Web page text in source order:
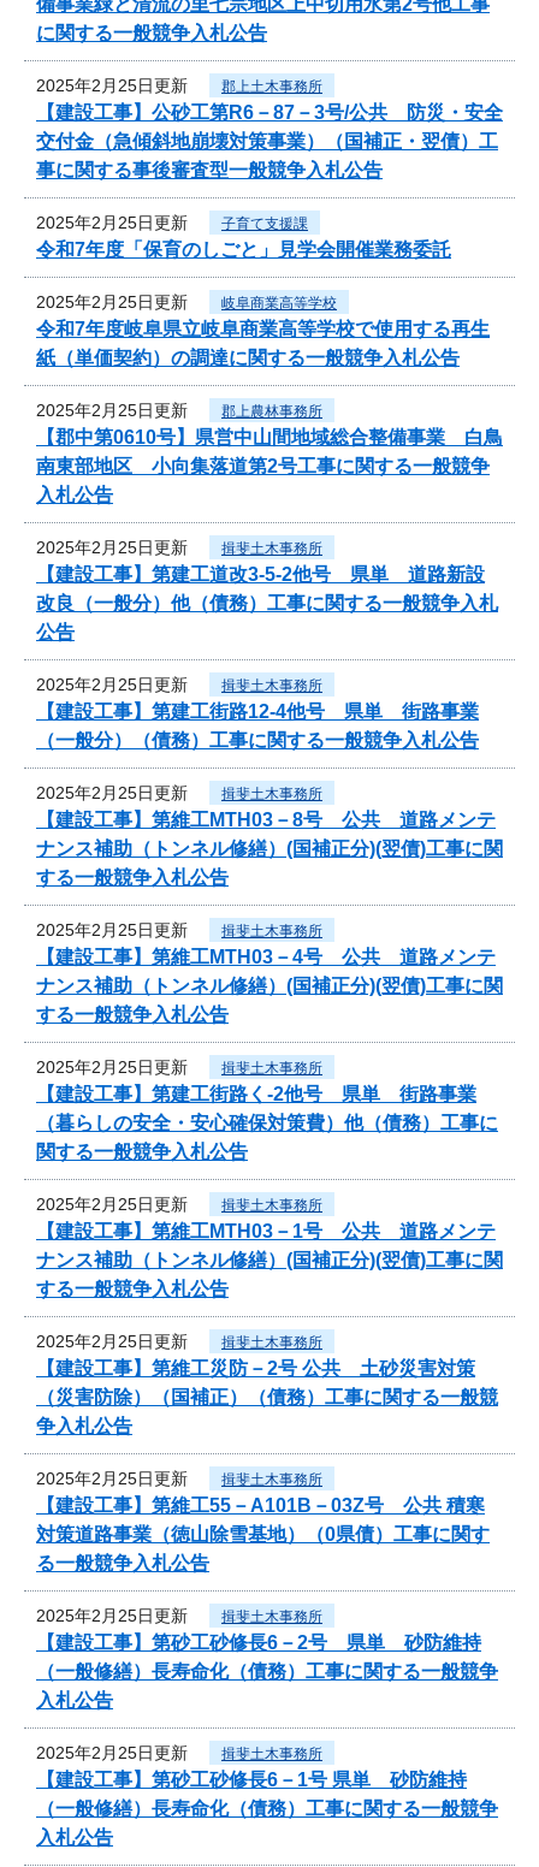
に関する一般競争入札公告
2025年2月25日更新 郡上土木事務所
【建設工事】公砂工第R6－87－3号/公共 防災・安全
交付金（急傾斜地崩壊対策事業）（国補正・翌債）工
事に関する事後審査型一般競争入札公告
2025年2月25日更新 子育て支援課
令和7年度「保育のしごと」見学会開催業務委託
2025年2月25日更新 岐阜商業高等学校
令和7年度岐阜県立岐阜商業高等学校で使用する再生
紙（単価契約）の調達に関する一般競争入札公告
2025年2月25日更新 郡上農林事務所
【郡中第0610号】県営中山間地域総合整備事業 白鳥
南東部地区 小向集落道第2号工事に関する一般競争
入札公告
2025年2月25日更新 揖斐土木事務所
【建設工事】第建工道改3-5-2他号 県単 道路新設
改良（一般分）他（債務）工事に関する一般競争入札
公告
2025年2月25日更新 揖斐土木事務所
【建設工事】第建工街路12-4他号 県単 街路事業
（一般分）（債務）工事に関する一般競争入札公告
2025年2月25日更新 揖斐土木事務所
【建設工事】第維工MTH03－8号 公共 道路メンテ
ナンス補助（トンネル修繕）(国補正分)(翌債)工事に関
する一般競争入札公告
2025年2月25日更新 揖斐土木事務所
【建設工事】第維工MTH03－4号 公共 道路メンテ
ナンス補助（トンネル修繕）(国補正分)(翌債)工事に関
する一般競争入札公告
2025年2月25日更新 揖斐土木事務所
【建設工事】第建工街路く-2他号 県単 街路事業
（暮らしの安全・安心確保対策費）他（債務）工事に
関する一般競争入札公告
2025年2月25日更新 揖斐土木事務所
【建設工事】第維工MTH03－1号 公共 道路メンテ
ナンス補助（トンネル修繕）(国補正分)(翌債)工事に関
する一般競争入札公告
2025年2月25日更新 揖斐土木事務所
【建設工事】第維工災防－2号 公共 土砂災害対策
（災害防除）（国補正）（債務）工事に関する一般競
争入札公告
2025年2月25日更新 揖斐土木事務所
【建設工事】第維工55－A101B－03Z号 公共 積寒
対策道路事業（徳山除雪基地）（0県債）工事に関す
る一般競争入札公告
2025年2月25日更新 揖斐土木事務所
【建設工事】第砂工砂修長6－2号 県単 砂防維持
（一般修繕）長寿命化（債務）工事に関する一般競争
入札公告
2025年2月25日更新 揖斐土木事務所
【建設工事】第砂工砂修長6－1号 県単 砂防維持
（一般修繕）長寿命化（債務）工事に関する一般競争
入札公告